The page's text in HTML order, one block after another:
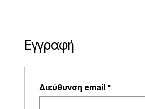
Εγγραφή
Διεύθυνση email *